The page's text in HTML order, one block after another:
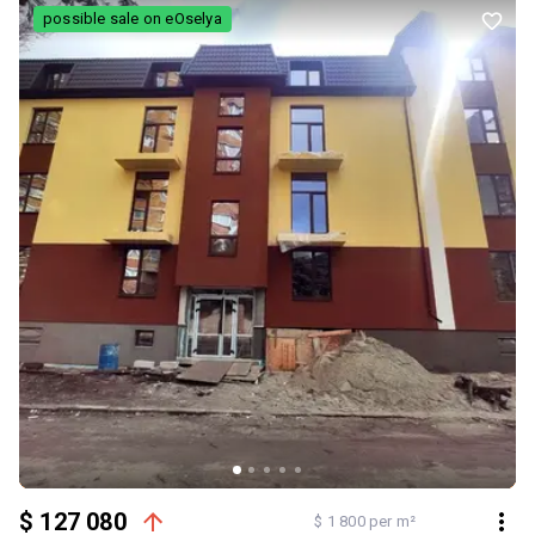
Пропонується простора 3-кімнатна квартира з дизайнерським
ремонтом у Солом’янському районі Києва, за адресою вул.
Смілянська, 15, поруч із Севастопольською площею. Площа —
100 м². 12 поверх із 15 плюс технічний поверх. Квартира
двостороння, світла та дуже доглянута. Продумане планування:
простора кухня-студія, окремі кімнати, гардеробна та додаткова
кладова на поверсі. Виконаний якісний дизайнерський ремонт.
Квартира продається з усіма меблями та побутовою технікою —
повністю готова до проживання. В будинку є велике комфортне
укриття. Доглянутий двір та місця для паркування автомобілів.
Поруч Севастопольська площа, супермаркети, магазини, ринок,
аптеки та зупинки громадського транспорту. Будинок повністю
підготовлений до комфортного проживання в будь-яких умовах.
Ціна — 193 000 $ Можливий обмін на будинок з ремонтом.
$ 127 080 $ 1 800 per m²
possible sale on eOselya